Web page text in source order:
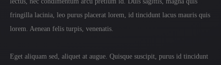
fringilla lacinia, leo purus placerat lorem, id tincidunt lacus mauris quis
lorem. Aenean felis turpis, venenatis.
Eget aliquam sed, aliquet at augue. Quisque suscipit, purus id tincidunt